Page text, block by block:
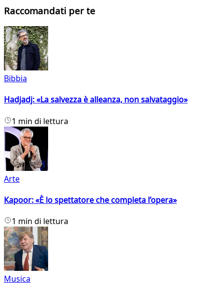
Raccomandati per te
Bibbia
Hadjadj: «La salvezza è alleanza, non salvataggio»
1 min di lettura
Arte
Kapoor: «È lo spettatore che completa l’opera»
1 min di lettura
Musica